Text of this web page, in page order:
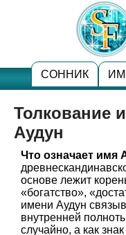
СОННИК
Толкование
Аудун
Что означает имя
основе лежит
«богатство»,
имени Аудун
внутренней
случайно, а как